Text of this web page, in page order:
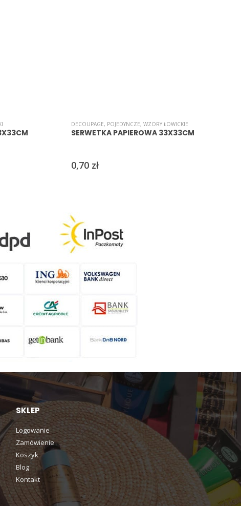
DECOUPAGE, POJEDYNCZE, WZORY ŁOWICKIE
SERWETKA PAPIEROWA 33X33CM
0,70 zł
SKLEP
Logowanie
Zamówienie
Koszyk
Blog
Kontakt